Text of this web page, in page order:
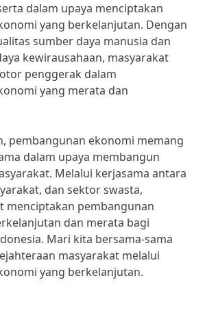
dalam upaya menciptakan
yang berkelanjutan. Dengan
sumber daya manusia dan
kewirausahaan, masyarakat
penggerak dalam
yang merata dan
pembangunan ekonomi memang
dalam upaya membangun
Melalui kerjasama antara
dan sektor swasta,
menciptakan pembangunan
dan merata bagi
Mari kita bersama-sama
masyarakat melalui
yang berkelanjutan.